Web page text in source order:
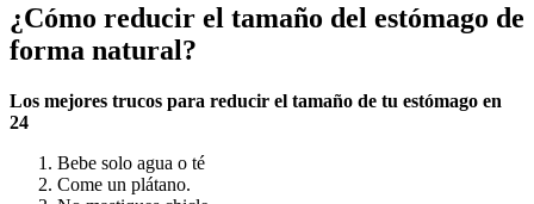
¿Cómo reducir el tamaño del estómago de
forma natural?
Los mejores trucos para reducir el tamaño de tu estómago en
24
Bebe solo agua o té
Come un plátano.